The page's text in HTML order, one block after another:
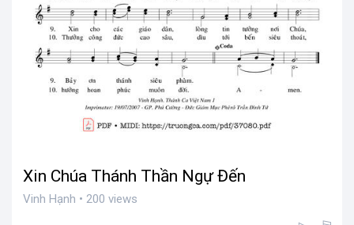
Xin Chúa Thánh Thần Ngự Đến
Vinh Hạnh • 200 views